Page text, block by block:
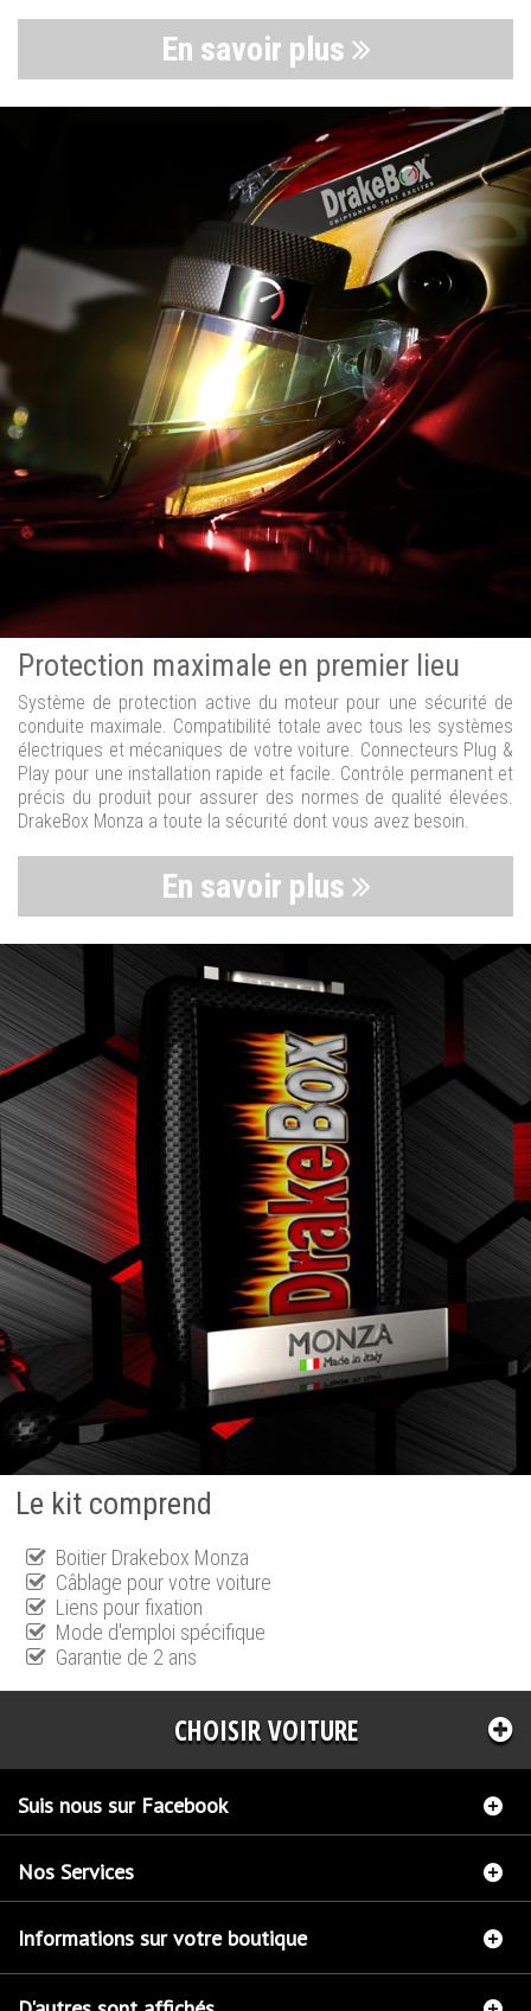
En savoir plus
Protection maximale en premier lieu
Système de protection active du moteur pour une sécurité de
conduite maximale. Compatibilité totale avec tous les systèmes
électriques et mécaniques de votre voiture. Connecteurs Plug &
Play pour une installation rapide et facile. Contrôle permanent et
précis du produit pour assurer des normes de qualité élevées.
DrakeBox Monza a toute la sécurité dont vous avez besoin.
En savoir plus
Le kit comprend
Boitier Drakebox Monza
Câblage pour votre voiture
Liens pour fixation
Mode d'emploi spécifique
Garantie de 2 ans
CHOISIR VOITURE
Suis nous sur Facebook
Nos Services
Informations sur votre boutique